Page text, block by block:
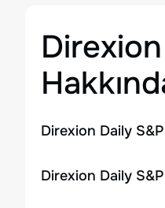
Direxion Daily
Direxion Daily